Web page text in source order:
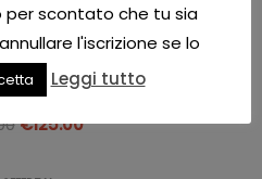
SFIDA – R8851123004
€125.00
per scontato che tu sia
l'iscrizione se lo
Leggi tutto